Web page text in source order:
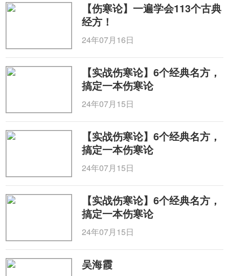
【伤寒论】一遍学会113个古典
经方！
24年07月16日
【实战伤寒论】6个经典名方，
搞定一本伤寒论
24年07月15日
【实战伤寒论】6个经典名方，
搞定一本伤寒论
24年07月15日
【实战伤寒论】6个经典名方，
搞定一本伤寒论
24年07月15日
吴海霞